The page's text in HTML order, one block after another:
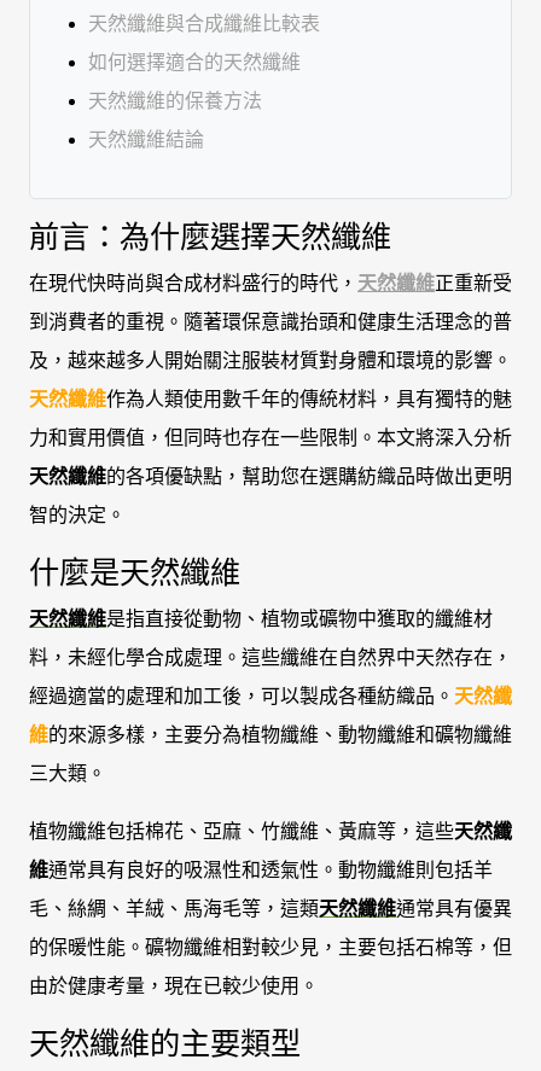
天然纖維與合成纖維比較表
如何選擇適合的天然纖維
天然纖維的保養方法
天然纖維結論
前言：為什麼選擇天然纖維
在現代快時尚與合成材料盛行的時代， 天然纖維正重新受
到消費者的重視。隨著環保意識抬頭和健康生活理念的普
及，越來越多人開始關注服裝材質對身體和環境的影響。
天然纖維作為人類使用數千年的傳統材料，具有獨特的魅
力和實用價值，但同時也存在一些限制。本文將深入分析
天然纖維的各項優缺點，幫助您在選購紡織品時做出更明
智的決定。
什麼是天然纖維
天然纖維是指直接從動物、植物或礦物中獲取的纖維材
料，未經化學合成處理。這些纖維在自然界中天然存在，
經過適當的處理和加工後，可以製成各種紡織品。 天然纖
維的來源多樣，主要分為植物纖維、動物纖維和礦物纖維
三大類。
植物纖維包括棉花、亞麻、竹纖維、黃麻等，這些天然纖
維通常具有良好的吸濕性和透氣性。動物纖維則包括羊
毛、絲綢、羊絨、馬海毛等，這類天然纖維通常具有優異
的保暖性能。礦物纖維相對較少見，主要包括石棉等，但
由於健康考量，現在已較少使用。
天然纖維的主要類型